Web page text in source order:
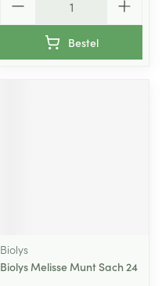
Bestel
Biolys
Biolys Melisse Munt Sach 24